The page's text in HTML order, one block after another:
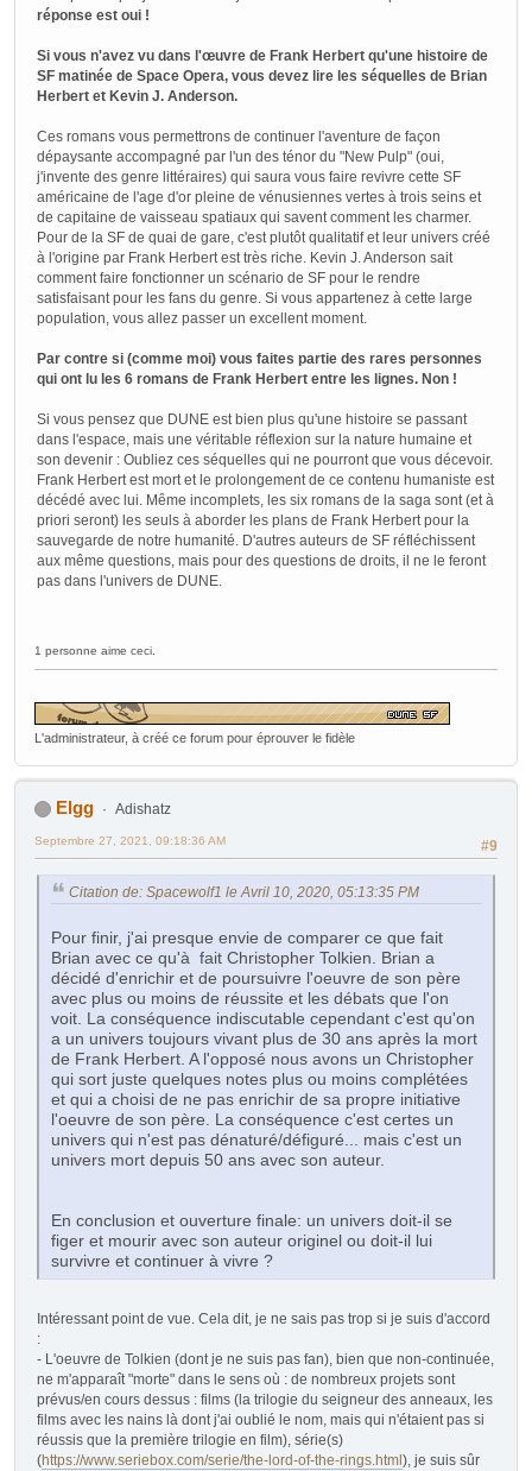
réponse est oui !
Si vous n'avez vu dans l'œuvre de Frank Herbert qu'une histoire de
SF matinée de Space Opera, vous devez lire les séquelles de Brian
Herbert et Kevin J. Anderson.
Ces romans vous permettrons de continuer l'aventure de façon
dépaysante accompagné par l'un des ténor du "New Pulp" (oui,
j'invente des genre littéraires) qui saura vous faire revivre cette SF
américaine de l'age d'or pleine de vénusiennes vertes à trois seins et
de capitaine de vaisseau spatiaux qui savent comment les charmer.
Pour de la SF de quai de gare, c'est plutôt qualitatif et leur univers créé
à l'origine par Frank Herbert est très riche. Kevin J. Anderson sait
comment faire fonctionner un scénario de SF pour le rendre
satisfaisant pour les fans du genre. Si vous appartenez à cette large
population, vous allez passer un excellent moment.
Par contre si (comme moi) vous faites partie des rares personnes
qui ont lu les 6 romans de Frank Herbert entre les lignes. Non !
Si vous pensez que DUNE est bien plus qu'une histoire se passant
dans l'espace, mais une véritable réflexion sur la nature humaine et
son devenir : Oubliez ces séquelles qui ne pourront que vous décevoir.
Frank Herbert est mort et le prolongement de ce contenu humaniste est
décédé avec lui. Même incomplets, les six romans de la saga sont (et à
priori seront) les seuls à aborder les plans de Frank Herbert pour la
sauvegarde de notre humanité. D'autres auteurs de SF réfléchissent
aux même questions, mais pour des questions de droits, il ne le feront
pas dans l'univers de DUNE.
1 personne aime ceci.
L'administrateur, à créé ce forum pour éprouver le fidèle
Elgg Adishatz
#9
Septembre 27, 2021, 09:18:36 AM
Citation de: Spacewolf1 le Avril 10, 2020, 05:13:35 PM
Pour finir, j'ai presque envie de comparer ce que fait
Brian avec ce qu'à fait Christopher Tolkien. Brian a
décidé d'enrichir et de poursuivre l'oeuvre de son père
avec plus ou moins de réussite et les débats que l'on
voit. La conséquence indiscutable cependant c'est qu'on
a un univers toujours vivant plus de 30 ans après la mort
de Frank Herbert. A l'opposé nous avons un Christopher
qui sort juste quelques notes plus ou moins complétées
et qui a choisi de ne pas enrichir de sa propre initiative
l'oeuvre de son père. La conséquence c'est certes un
univers qui n'est pas dénaturé/défiguré... mais c'est un
univers mort depuis 50 ans avec son auteur.
En conclusion et ouverture finale: un univers doit-il se
figer et mourir avec son auteur originel ou doit-il lui
survivre et continuer à vivre ?
Intéressant point de vue. Cela dit, je ne sais pas trop si je suis d'accord
:
- L'oeuvre de Tolkien (dont je ne suis pas fan), bien que non-continuée,
ne m'apparaît "morte" dans le sens où : de nombreux projets sont
prévus/en cours dessus : films (la trilogie du seigneur des anneaux, les
films avec les nains là dont j'ai oublié le nom, mais qui n'étaient pas si
réussis que la première trilogie en film), série(s)
(https://www.seriebox.com/serie/the-lord-of-the-rings.html ), je suis sûr